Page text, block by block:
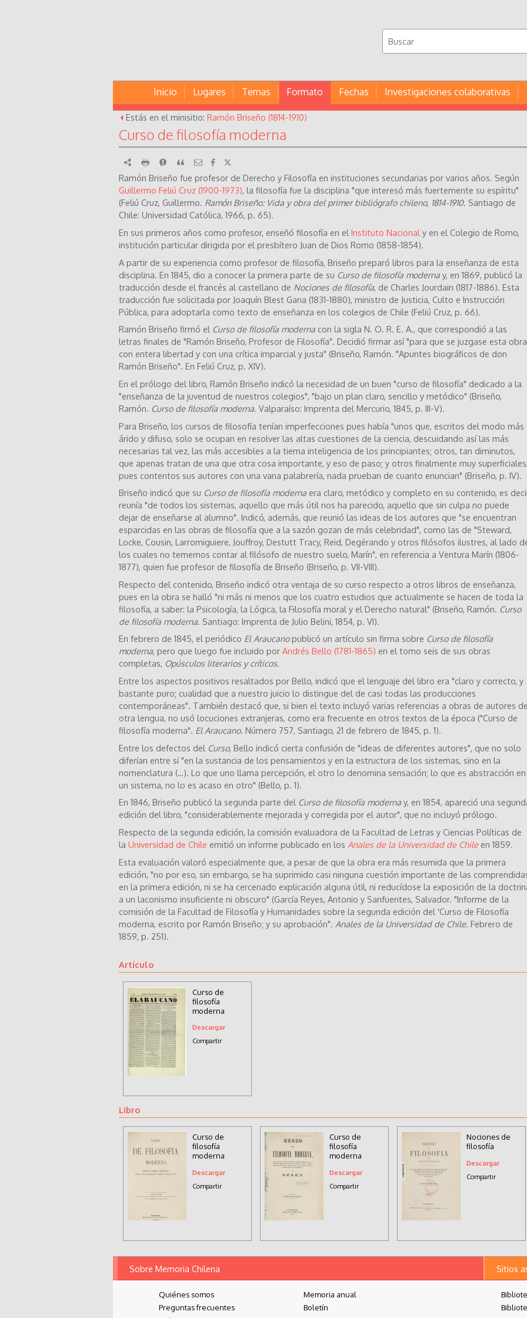
Inicio Lugares Temas Formato Fechas Investigaciones colaborativas
Estás en el minisitio: Ramón Briseño (1814-1910)
Curso de filosofía moderna
RDF imprimirReportarCitar
Ramón Briseño fue profesor de Derecho y Filosofía en instituciones secundarias por varios años. Según
Guillermo Feliú Cruz (1900-1973), la filosofía fue la disciplina "que interesó más fuertemente su espíritu"
(Feliú Cruz, Guillermo. Ramón Briseño: Vida y obra del primer bibliógrafo chileno, 1814-1910. Santiago de
Chile: Universidad Católica, 1966, p. 65).
En sus primeros años como profesor, enseñó filosofía en el Instituto Nacional y en el Colegio de Romo,
institución particular dirigida por el presbítero Juan de Dios Romo (1858-1854).
A partir de su experiencia como profesor de filosofía, Briseño preparó libros para la enseñanza de esta
disciplina. En 1845, dio a conocer la primera parte de su Curso de filosofía modernay, en 1869, publicó la
traducción desde el francés al castellano de Nociones de filosofía, de Charles Jourdain (1817-1886). Esta
traducción fue solicitada por Joaquín Blest Gana (1831-1880), ministro de Justicia, Culto e Instrucción
Pública, para adoptarla como texto de enseñanza en los colegios de Chile (Feliú Cruz, p. 66).
Ramón Briseño firmó el Curso de filosofía modernacon la sigla N. O. R. E. A., que correspondió a las
letras finales de "Ramón Briseño, Profesor de Filosofía". Decidió firmar así "para que se juzgase esta obra
con entera libertad y con una crítica imparcial y justa" (Briseño, Ramón. "Apuntes biográficos de don
Ramón Briseño". En Feliú Cruz, p. XIV).
En el prólogo del libro, Ramón Briseño indicó la necesidad de un buen "curso de filosofía" dedicado a la
"enseñanza de la juventud de nuestros colegios", "bajo un plan claro, sencillo y metódico" (Briseño,
Ramón. Curso de filosofía moderna. Valparaíso: Imprenta del Mercurio, 1845, p. III-V).
Para Briseño, los cursos de filosofía tenían imperfecciones pues había "unos que, escritos del modo más
árido y difuso, solo se ocupan en resolver las altas cuestiones de la ciencia, descuidando así las más
necesarias tal vez, las más accesibles a la tierna inteligencia de los principiantes; otros, tan diminutos,
que apenas tratan de una que otra cosa importante, y eso de paso; y otros finalmente muy
pues contentos sus autores con una vana palabrería, nada prueban de cuanto enuncian" (Briseño, p. IV).
Briseño indicó que su Curso de filosofía modernaera claro, metódico y completo en su contenido, es
reunía "de todos los sistemas, aquello que más útil nos ha parecido, aquello que sin culpa no puede
dejar de enseñarse al alumno". Indicó, además, que reunió las ideas de los autores que "se encuentran
esparcidas en las obras de filosofía que a la sazón gozan de más celebridad", como las de "Steward,
Locke, Cousin, Larromiguiere, Jouffroy, Destutt Tracy, Reid, Degérando y otros filósofos ilustres, al lado
los cuales no tememos contar al filósofo de nuestro suelo, Marín", en referencia a Ventura Marín (1806-
1877), quien fue profesor de filosofía de Briseño (Briseño, p. VII-VIII).
Respecto del contenido, Briseño indicó otra ventaja de su curso respecto a otros libros de enseñanza,
pues en la obra se halló "ni más ni menos que los cuatro estudios que actualmente se hacen de toda la
filosofía, a saber: la Psicología, la Lógica, la Filosofía moral y el Derecho natural" (Briseño, Ramón. Curso
de filosofía moderna. Santiago: Imprenta de Julio Belini, 1854, p. VI).
En febrero de 1845, el periódico El Araucanopublicó un artículo sin firma sobre Curso de filosofía
moderna, pero que luego fue incluido por Andrés Bello (1781-1865) en el tomo seis de sus obras
completas, Opúsculos literarios y críticos.
Entre los aspectos positivos resaltados por Bello, indicó que el lenguaje del libro era "claro y correcto, y
bastante puro; cualidad que a nuestro juicio lo distingue del de casi todas las producciones
contemporáneas". También destacó que, si bien el texto incluyó varias referencias a obras de autores
otra lengua, no usó locuciones extranjeras, como era frecuente en otros textos de la época ("Curso de
filosofía moderna". El Araucano. Número 757, Santiago, 21 de febrero de 1845, p. 1).
Entre los defectos del Curso, Bello indicó cierta confusión de "ideas de diferentes autores", que no solo
diferían entre sí "en la sustancia de los pensamientos y en la estructura de los sistemas, sino en la
nomenclatura (…). Lo que uno llama percepción, el otro lo denomina sensación; lo que es abstracción en
un sistema, no lo es acaso en otro" (Bello, p. 1).
En 1846, Briseño publicó la segunda parte del Curso de filosofía modernay, en 1854, apareció una
edición del libro, "considerablemente mejorada y corregida por el autor", que no incluyó prólogo.
Respecto de la segunda edición, la comisión evaluadora de la Facultad de Letras y Ciencias Políticas de
la Universidad de Chile emitió un informe publicado en los Anales de la Universidad de Chileen 1859.
Esta evaluación valoró especialmente que, a pesar de que la obra era más resumida que la primera
edición, "no por eso, sin embargo, se ha suprimido casi ninguna cuestión importante de las
en la primera edición, ni se ha cercenado explicación alguna útil, ni reducídose la exposición de la
a un laconismo insuficiente ni obscuro" (García Reyes, Antonio y Sanfuentes, Salvador. "Informe de la
comisión de la Facultad de Filosofía y Humanidades sobre la segunda edición del 'Curso de Filosofía
moderna, escrito por Ramón Briseño; y su aprobación". Anales de la Universidad de Chile. Febrero de
1859, p. 251).
Artículo
Curso de
filosofía
moderna
Descargar
Compartir
Libro
Curso de
filosofía
moderna
Descargar
Compartir
Curso de
filosofía
moderna
Descargar
Compartir
Nociones de
filosofía
Descargar
Compartir
Sobre Memoria Chilena
Quiénes somos
Preguntas frecuentes
Memoria anual
Boletín
Sitios